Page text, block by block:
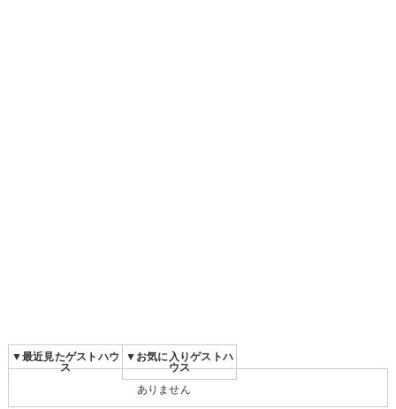
▼最近見たゲストハウ
ス
ありません
▼お気に入りゲストハ
ウス